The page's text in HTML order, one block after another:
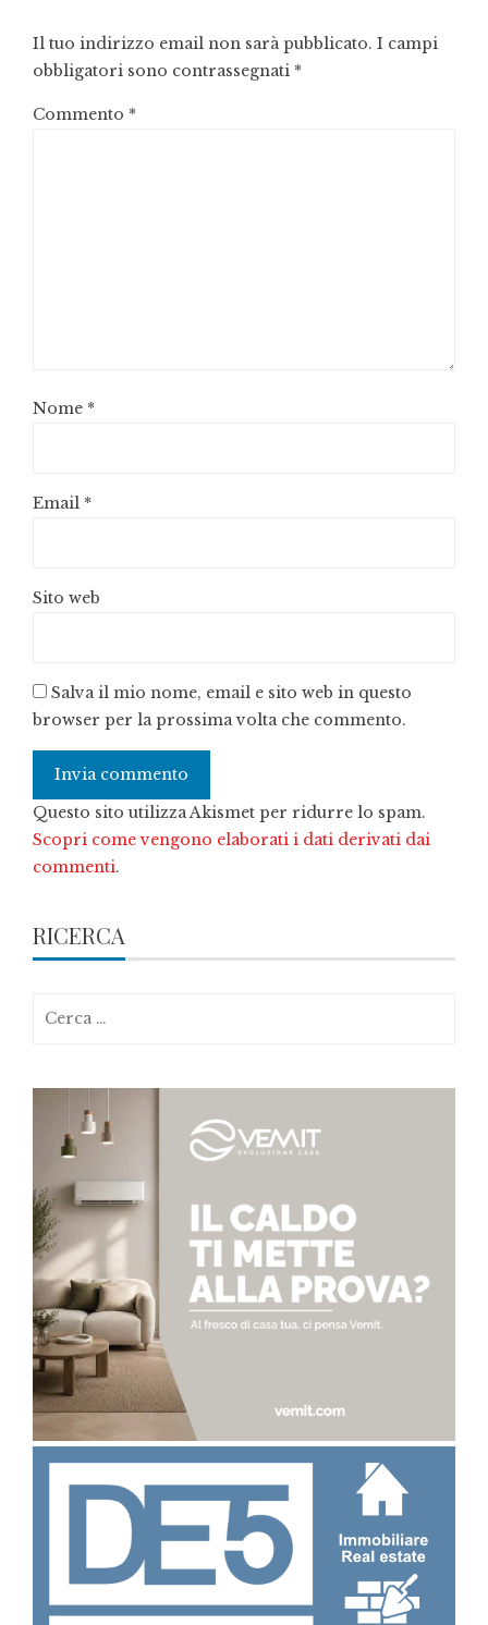
Il tuo indirizzo email non sarà pubblicato. I campi
obbligatori sono contrassegnati *
Commento *
Nome *
Email *
Sito web
Salva il mio nome, email e sito web in questo
browser per la prossima volta che commento.
Questo sito utilizza Akismet per ridurre lo spam.
Scopri come vengono elaborati i dati derivati dai
commenti.
RICERCA